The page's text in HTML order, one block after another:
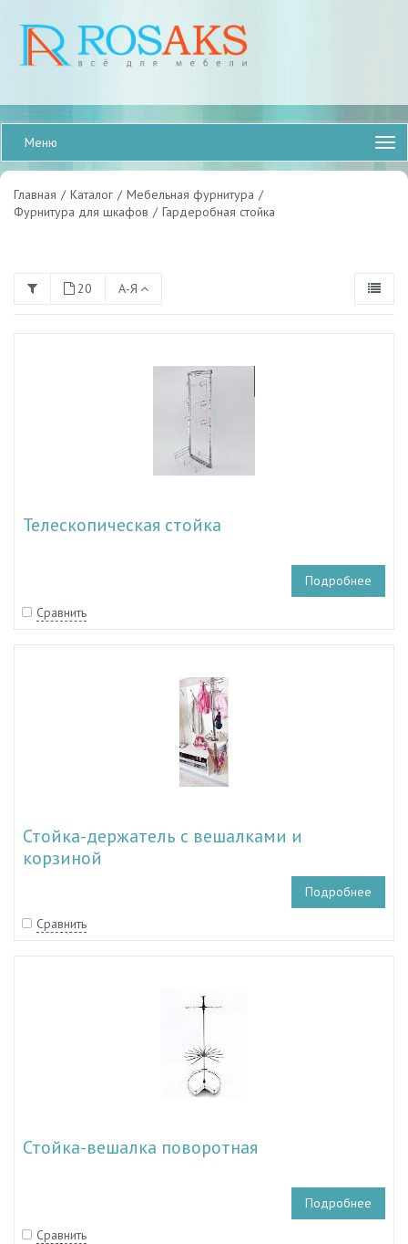
Меню
Главная / Каталог / Мебельная фурнитура /
Фурнитура для шкафов / Гардеробная стойка
20 А-Я
Телескопическая стойка
Подробнее
Сравнить
Стойка-держатель с вешалками и
корзиной
Подробнее
Сравнить
Стойка-вешалка поворотная
Подробнее
Сравнить